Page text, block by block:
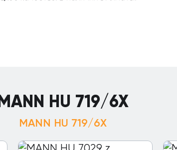
HU 719/6X
MANN HU 719/6X